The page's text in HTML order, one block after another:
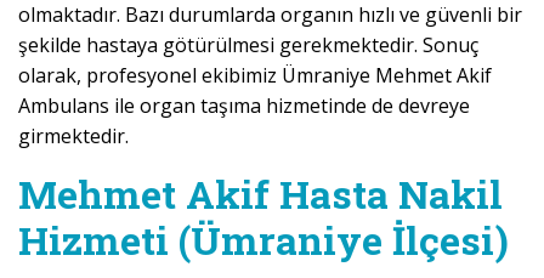
olmaktadır. Bazı durumlarda organın hızlı ve güvenli bir
şekilde hastaya götürülmesi gerekmektedir. Sonuç
olarak, profesyonel ekibimiz Ümraniye Mehmet Akif
Ambulans ile organ taşıma hizmetinde de devreye
girmektedir.
Mehmet Akif Hasta Nakil
Hizmeti (Ümraniye İlçesi)